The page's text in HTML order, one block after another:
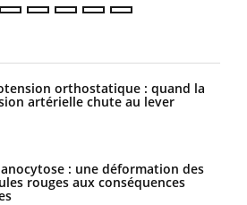
orthostatique : quand la
artérielle chute au lever
: une déformation des
rouges aux conséquences